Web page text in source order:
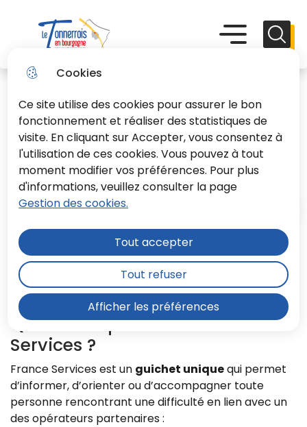
Cookies
Ce site utilise des cookies pour assurer le bon
fonctionnement et réaliser des statistiques de
visite. En cliquant sur Accepter, vous consentez à
l'utilisation de ces cookies. Vous pouvez à tout
moment modifier vos préférences. Pour plus
d'informations, veuillez consulter la page
Gestion des cookies.
Afficher les préférences
Tout accepter
Tout refuser
au
menu
Aller à la
recherche
principal
le plan du
Menu principal Menu
Tonnerre
Qu’est-ce qu’une France
Services ?
France Services est un guichet uniquequi permet
d’informer, d’orienter ou d’accompagner toute
personne rencontrant une difficulté en lien avec un
des opérateurs partenaires :